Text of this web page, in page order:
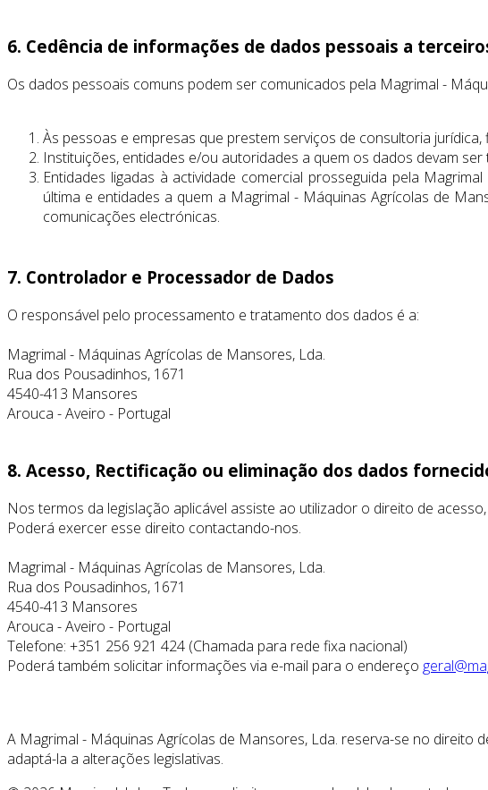
6. Cedência de informações de dados pessoais a
Os dados pessoais comuns podem ser comunicados pela Magrimal -
Às pessoas e empresas que prestem serviços de consultoria
Instituições, entidades e/ou autoridades a quem os dados devam
Entidades ligadas à actividade comercial prosseguida pela
última e entidades a quem a Magrimal - Máquinas Agrícolas de
comunicações electrónicas.
7. Controlador e Processador de Dados
O responsável pelo processamento e tratamento dos dados é a:
Magrimal - Máquinas Agrícolas de Mansores, Lda.
Rua dos Pousadinhos, 1671
4540-413 Mansores
Arouca - Aveiro - Portugal
8. Acesso, Rectificação ou eliminação dos dados
Nos termos da legislação aplicável assiste ao utilizador o direito de
Poderá exercer esse direito contactando-nos.
Magrimal - Máquinas Agrícolas de Mansores, Lda.
Rua dos Pousadinhos, 1671
4540-413 Mansores
Arouca - Aveiro - Portugal
Telefone: +351 256 921 424 (Chamada para rede fixa nacional)
Poderá também solicitar informações via e-mail para o endereço
A Magrimal - Máquinas Agrícolas de Mansores, Lda. reserva-se no direito
adaptá-la a alterações legislativas.